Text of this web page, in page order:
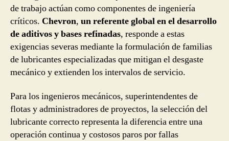
de trabajo actúan como componentes de ingeniería
críticos. Chevron, un referente global en el desarrollo
de aditivos y bases refinadas, responde a estas
exigencias severas mediante la formulación de familias
de lubricantes especializadas que mitigan el desgaste
mecánico y extienden los intervalos de servicio.
Para los ingenieros mecánicos, superintendentes de
flotas y administradores de proyectos, la selección del
lubricante correcto representa la diferencia entre una
operación continua y costosos paros por fallas